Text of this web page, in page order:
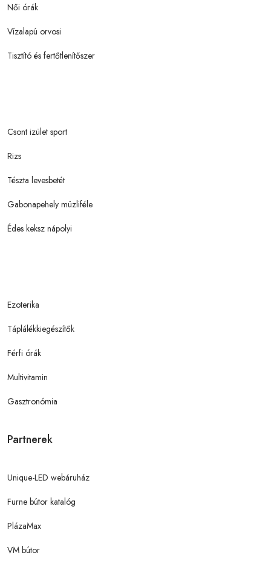
Női órák
Vízalapú orvosi
Tisztító és fertőtlenítőszer
Csont izület sport
Rizs
Tészta levesbetét
Gabonapehely müzliféle
Édes keksz nápolyi
Ezoterika
Táplálékkiegészítők
Férfi órák
Multivitamin
Gasztronómia
Partnerek
Unique-LED webáruház
Furne bútor katalóg
PlázaMax
VM bútor